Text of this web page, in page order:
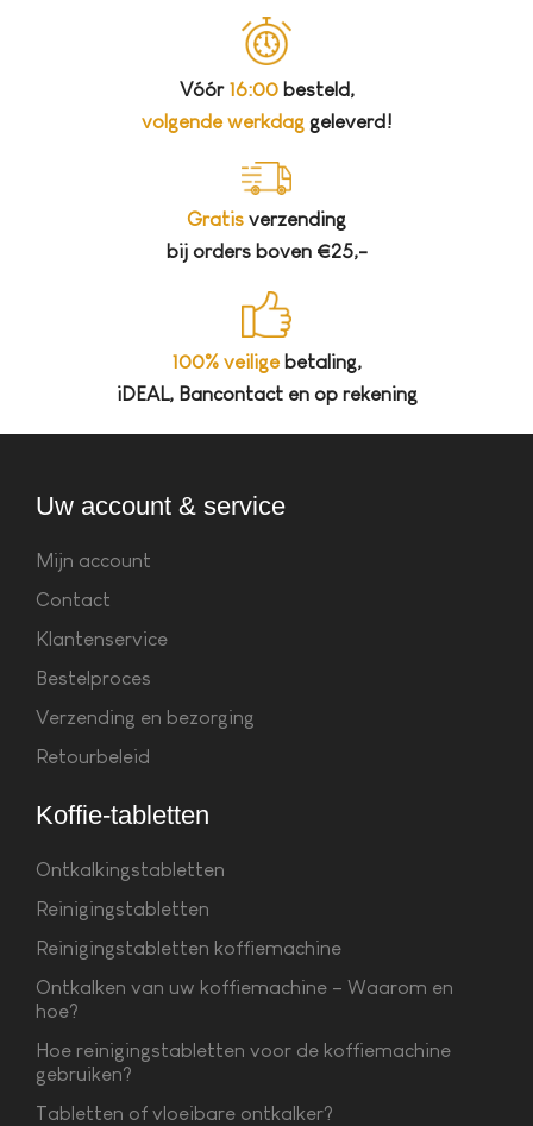
Vóór 16:00besteld,
volgende werkdaggeleverd!
Gratis verzending
bij orders boven €25,-
100% veiligebetaling,
iDEAL, Bancontact en op rekening
Uw account & service
Mijn account
Contact
Klantenservice
Bestelproces
Verzending en bezorging
Retourbeleid
Koffie-tabletten
Ontkalkingstabletten
Reinigingstabletten
Reinigingstabletten koffiemachine
Ontkalken van uw koffiemachine – Waarom en
hoe?
Hoe reinigingstabletten voor de koffiemachine
gebruiken?
Tabletten of vloeibare ontkalker?